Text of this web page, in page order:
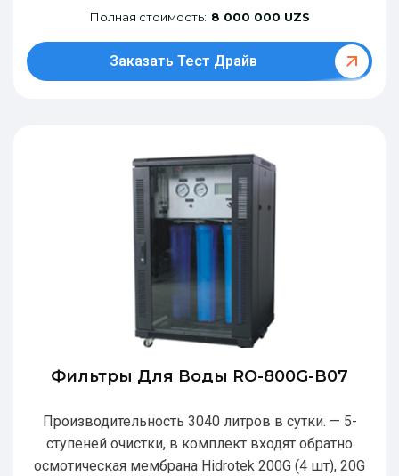
Полная стоимость: 8 000 000 UZS
Заказать Тест Драйв
Фильтры Для Воды RO-800G-В07
Производительность 3040 литров в сутки. — 5-
ступеней очистки, в комплект входят обратно
осмотическая мембрана Hidrotek 200G (4 шт), 20G